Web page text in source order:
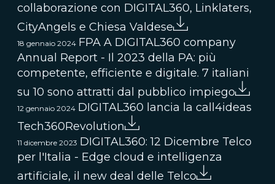
collaborazione con DIGITAL360, Linklaters,
CityAngels e Chiesa Valdese
18 gennaio 2024 FPA A DIGITAL360 company
Annual Report - Il 2023 della PA: più
competente, efficiente e digitale. 7 italiani
su 10 sono attratti dal pubblico impiego
12 gennaio 2024 DIGITAL360 lancia la call4ideas
Tech360Revolution
11 dicembre 2023 DIGITAL360: 12 Dicembre Telco
per l'Italia - Edge cloud e intelligenza
artificiale, il new deal delle Telco